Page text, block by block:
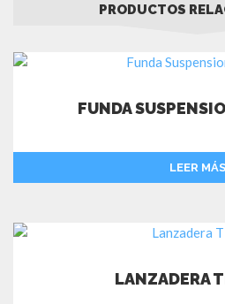
PRODUCTOS
FUNDA
LEER MÁS
LANZADERA